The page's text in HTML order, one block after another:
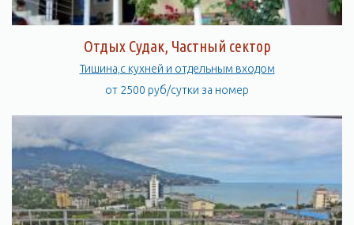
Отдых Судак, Частный сектор
Тишина,с кухней и отдельным входом
от 2500 руб/сутки за номер